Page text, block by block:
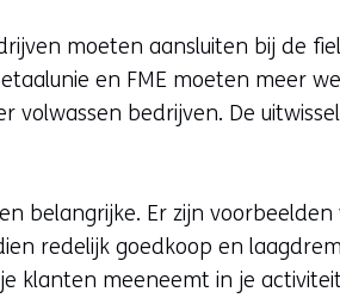
moeten aansluiten bij de
en FME moeten meer
bedrijven. De
belangrijke. Er zijn
redelijk goedkoop en
klanten meeneemt in je